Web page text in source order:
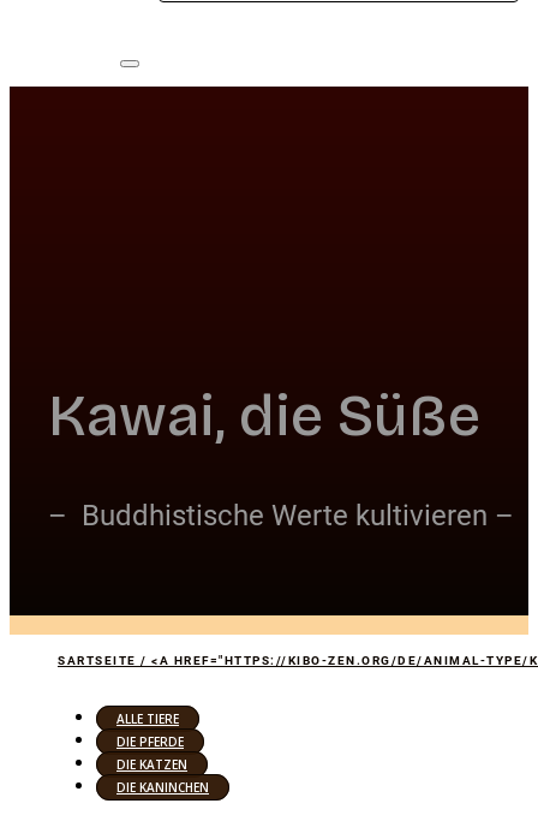
Kawai, die Süße
– Buddhistische Werte kultivieren –
SARTSEITE / <A HREF="HTTPS://KIBO-ZEN.ORG/DE/ANIMAL-
ALLE TIERE
DIE PFERDE
DIE KATZEN
DIE KANINCHEN